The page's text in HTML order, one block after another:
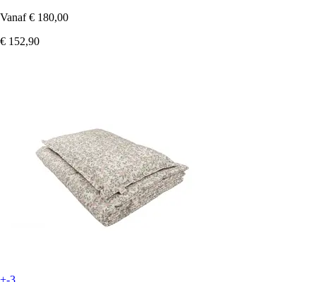
Vanaf € 180,00
€ 152,90
+-3